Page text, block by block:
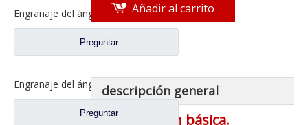
Engranaje del ángulo del lavabo del puente medio para los recambios 81.35199.6535 de Shamcan DelongTruck
Preguntar
Preguntar
Añadir al carrito
descripción general
Información básica.